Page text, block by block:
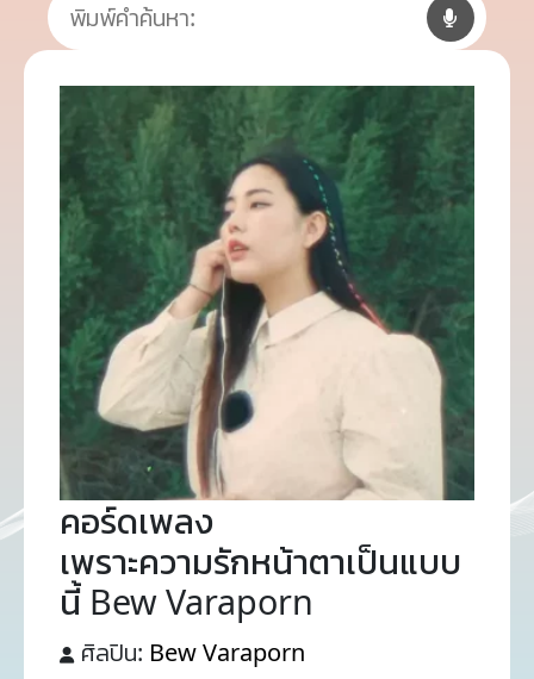
คอร์ดเพลง
เพราะความรักหน้าตาเป็นแบบ
นี้ Bew Varaporn
ศิลปิน: Bew Varaporn